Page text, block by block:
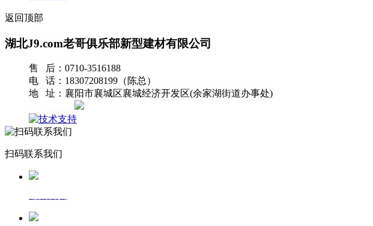
返回顶部
湖北J9.com老哥俱乐部新型建材有限公司
售 后：0710-3516188
电 话：18307208199（陈总）
地 址：襄阳市襄城区襄城经济开发区(余家湖街道办事处)
扫码联系我们